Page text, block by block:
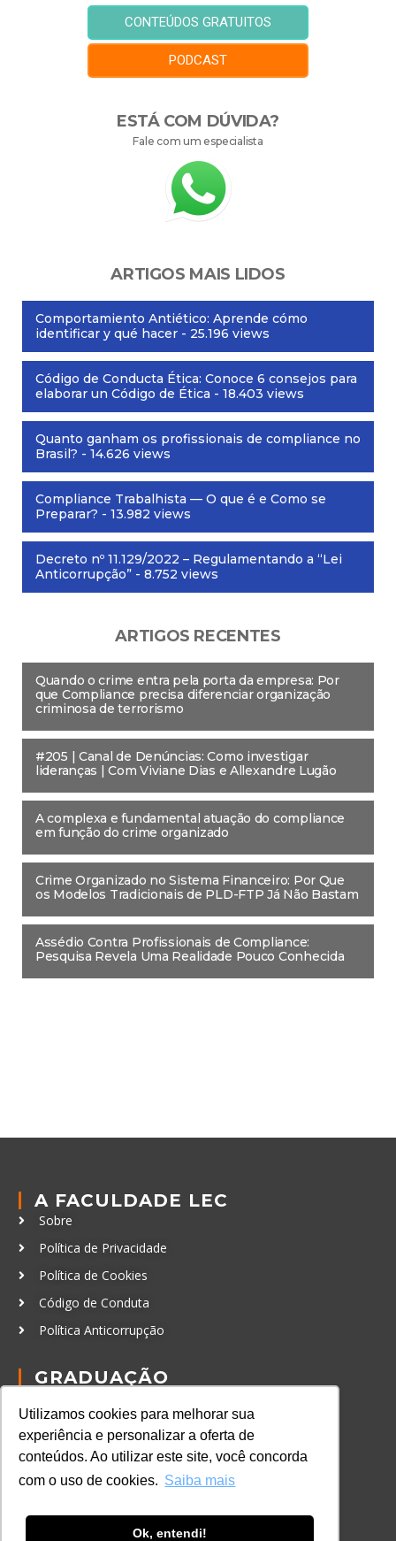
Utilizamos cookies para melhorar sua
experiência e personalizar a oferta de
conteúdos. Ao utilizar este site, você concorda
com o uso de cookies. Saiba mais
Ok, entendi!
CONTEÚDOS GRATUITOS
PODCAST
ESTÁ COM DÚVIDA?
Fale com um especialista
ARTIGOS MAIS LIDOS
Comportamiento Antiético: Aprende cómo
identificar y qué hacer - 25.196 views
Código de Conducta Ética: Conoce 6 consejos para
elaborar un Código de Ética - 18.403 views
Quanto ganham os profissionais de compliance no
Brasil? - 14.626 views
Compliance Trabalhista — O que é e Como se
Preparar? - 13.982 views
Decreto nº 11.129/2022 – Regulamentando a “Lei
Anticorrupção” - 8.752 views
ARTIGOS RECENTES
Quando o crime entra pela porta da empresa: Por
que Compliance precisa diferenciar organização
criminosa de terrorismo
#205 | Canal de Denúncias: Como investigar
lideranças | Com Viviane Dias e Allexandre Lugão
A complexa e fundamental atuação do compliance
em função do crime organizado
Crime Organizado no Sistema Financeiro: Por Que
os Modelos Tradicionais de PLD-FTP Já Não Bastam
Assédio Contra Profissionais de Compliance:
Pesquisa Revela Uma Realidade Pouco Conhecida
A FACULDADE LEC
Sobre
Política de Privacidade
Política de Cookies
Código de Conduta
Política Anticorrupção
GRADUAÇÃO
CURSOS, EVENTOS E
CERTIFICAÇÕES
Online